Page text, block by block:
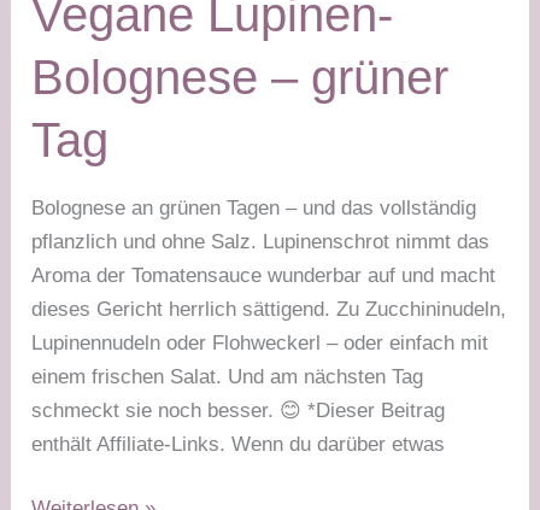
grüner
Tag
Vegane Lupinen-
Bolognese – grüner
Tag
Bolognese an grünen Tagen – und das vollständig
pflanzlich und ohne Salz. Lupinenschrot nimmt das
Aroma der Tomatensauce wunderbar auf und macht
dieses Gericht herrlich sättigend. Zu Zucchininudeln,
Lupinennudeln oder Flohweckerl – oder einfach mit
einem frischen Salat. Und am nächsten Tag
schmeckt sie noch besser. 😊 *Dieser Beitrag
enthält Affiliate-Links. Wenn du darüber etwas